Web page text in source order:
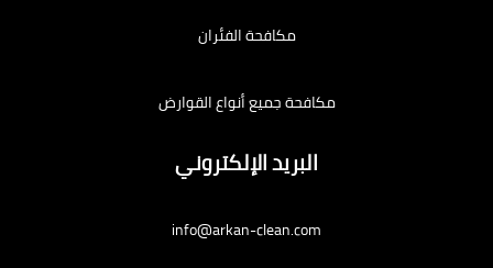
مكافحة الفئران
مكافحة جميع أنواع القوارض
البريد الإلكتروني
info@arkan-clean.com